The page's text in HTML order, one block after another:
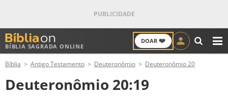
BÍBLIA SAGRADA ONLINE
DOAR ❤️
ANTIGO TESTAMENTO
NOVO TESTAMENTO
Bíblia Antigo Testamento Deuteronômio Deuteronômio 20
Deuteronômio 20:19